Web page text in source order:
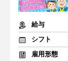
給与
シフト
雇用形態